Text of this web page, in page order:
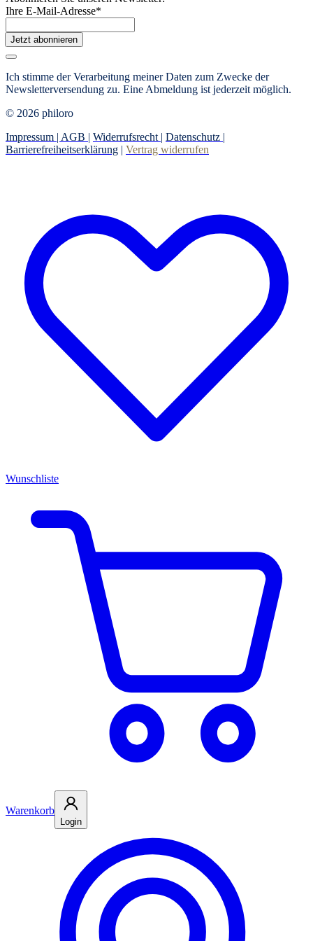
Ihre E-Mail-Adresse*
Jetzt abonnieren
Ich stimme der Verarbeitung meiner Daten zum Zwecke der
Newsletterversendung zu. Eine Abmeldung ist jederzeit möglich.
© 2026 philoro
Impressum | AGB | Widerrufsrecht | Datenschutz |
Barrierefreiheitserklärung | Vertrag widerrufen
Wunschliste
Warenkorb
Login